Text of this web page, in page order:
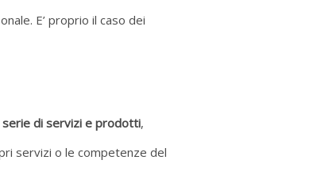
E’ proprio il caso dei
serie di servizi e prodotti,
servizi o le competenze del